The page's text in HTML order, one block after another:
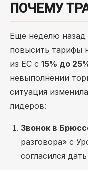
ПОЧЕМУ
Еще неделю
повысить тарифы
из ЕС с 15% до
невыполнении
ситуация
лидеров:
Звонок в
разговора» с
согласился